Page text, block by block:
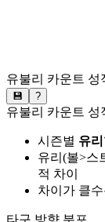
유불리 카운트 성
💾 ?
유불리 카운트 성
시즌별 유
유리(볼>스
적 차이
차이가 클
타구 방향 분포